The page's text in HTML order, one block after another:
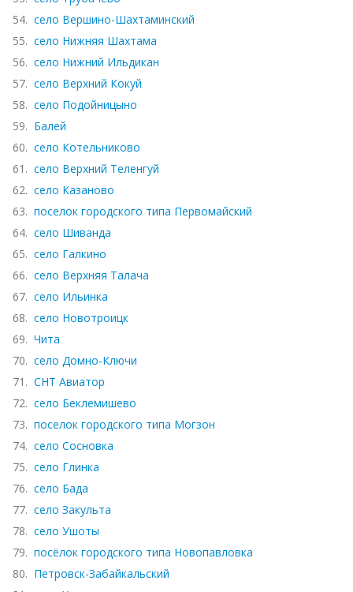
54. село Вершино-Шахтаминский
55. село Нижняя Шахтама
56. село Нижний Ильдикан
57. село Верхний Кокуй
58. село Подойницыно
59. Балей
60. село Котельниково
61. село Верхний Теленгуй
62. село Казаново
63. поселок городского типа Первомайский
64. село Шиванда
65. село Галкино
66. село Верхняя Талача
67. село Ильинка
68. село Новотроицк
69. Чита
70. село Домно-Ключи
71. СНТ Авиатор
72. село Беклемишево
73. поселок городского типа Могзон
74. село Сосновка
75. село Глинка
76. село Бада
77. село Закульта
78. село Ушоты
79. посёлок городского типа Новопавловка
80. Петровск-Забайкальский